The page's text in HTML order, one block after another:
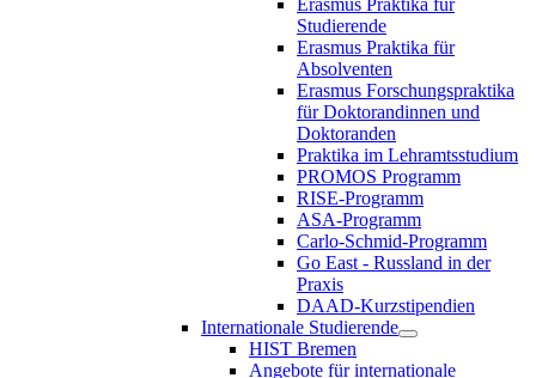
Studierende
Erasmus Praktika für
Absolventen
Erasmus Forschungspraktika
für Doktorandinnen und
Doktoranden
Praktika im Lehramtsstudium
PROMOS Programm
RISE-Programm
ASA-Programm
Carlo-Schmid-Programm
Go East - Russland in der
Praxis
DAAD-Kurzstipendien
Internationale Studierende
HIST Bremen
Angebote für internationale